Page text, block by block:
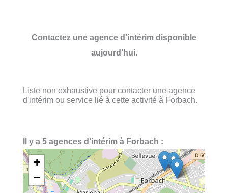
Contactez une agence d'intérim disponible
aujourd’hui.
Liste non exhaustive pour contacter une agence
d'intérim ou service lié à cette activité à Forbach.
Il y a 5 agences d'intérim à Forbach :
+
−